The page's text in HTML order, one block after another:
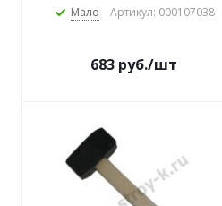
Мало Артикул: 000107038
683 руб./шт